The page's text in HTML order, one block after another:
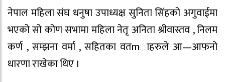
नेपाल महिला संघ धनुषा उपाध्यक्ष सुनिता सिंहको अगुवाईमा
भएको सो कोण सभामा महिला नेतृ अनिता श्रीवास्तव , निलम
कर्ण , सम्झना वर्मा , सहितका वतmाहरुले आ—आफनो
धारणा राखेका थिए ।